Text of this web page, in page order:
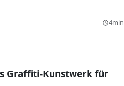
query_builder4min
Graffiti-Kunstwerk für